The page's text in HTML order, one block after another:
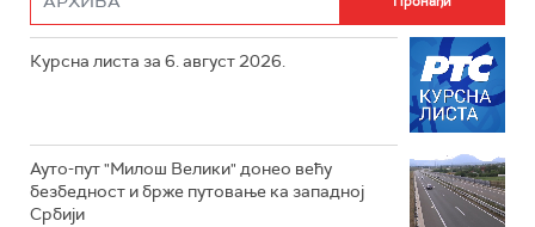
Курсна листа за 6. август 2026.
Ауто-пут "Милош Велики" донео већу
безбедност и брже путовање ка западној
Србији